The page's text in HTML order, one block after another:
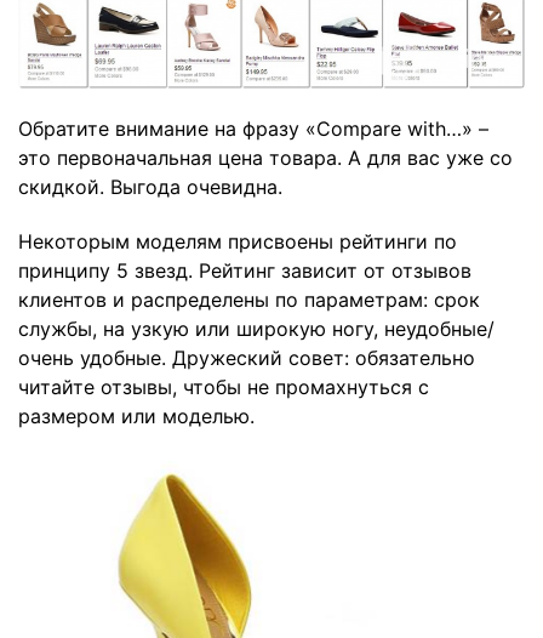
Обратите внимание на фразу «Compare with…» –
это первоначальная цена товара. А для вас уже со
скидкой. Выгода очевидна.
Некоторым моделям присвоены рейтинги по
принципу 5 звезд. Рейтинг зависит от отзывов
клиентов и распределены по параметрам: срок
службы, на узкую или широкую ногу, неудобные/
очень удобные. Дружеский совет: обязательно
читайте отзывы, чтобы не промахнуться с
размером или моделью.